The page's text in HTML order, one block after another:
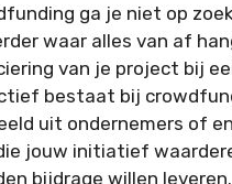
ga je niet op
waar alles van af
van je project bij
bestaat bij
uit ondernemers of
jouw initiatief
bijdrage willen leveren.